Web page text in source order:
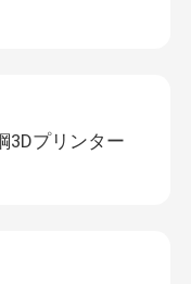
3Dプリンター